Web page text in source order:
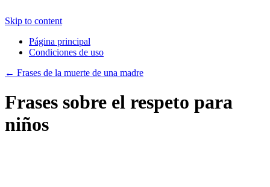
Skip to content
Página principal
Condiciones de uso
← Frases de la muerte de una madre
Frases sobre el respeto para
niños